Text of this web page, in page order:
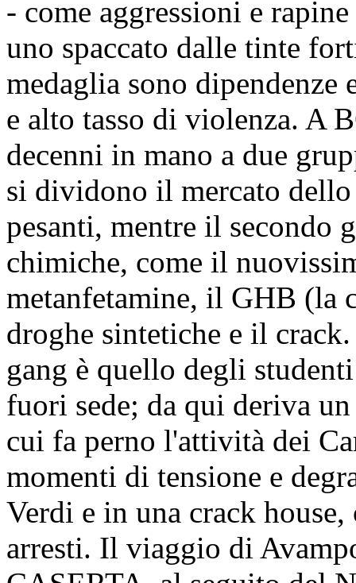
- come aggressioni e
uno spaccato dalle tinte
medaglia sono dipendenze
e alto tasso di violenza. A
decenni in mano a due
si dividono il mercato
pesanti, mentre il secondo
chimiche, come il
metanfetamine, il GHB (la
droghe sintetiche e il
gang è quello degli
fuori sede; da qui deriva
cui fa perno l'attività dei
momenti di tensione e
Verdi e in una crack
arresti. Il viaggio di